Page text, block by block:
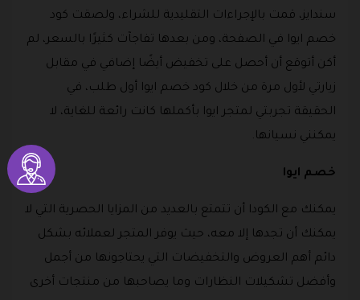
سندايز، قمت بالإجراءات التقليدية للشراء، ولصقت كود
خصم ايوا في الصفحة، ومن بعدها تفاجآت كثيرًا بالسعر، لم
أكن أتوقع أن أحصل على تخفيض أيضًا إضافي في مقابل
زيارتي لأول مرة من خلال كود خصم ايوا أول طلب، في
الحقيقة تجربتي لمتجر ايوا بأكملها كانت رائعة للغاية، لا
يمكنني نسيانها.
خصم ايوا
يمكنك مع الكودا أن تتمتع بالعديد من المزايا الحصرية التي لا
يمكنك أن تجدها إلا معه، حيث يوفر المتجر لعملائه بشكل
دائم أهم العروض والتخفيضات التي يحتاجونها من أجمل
وأفضل تشكيلات النظارات وما يصاحبها من منتجات أخرى